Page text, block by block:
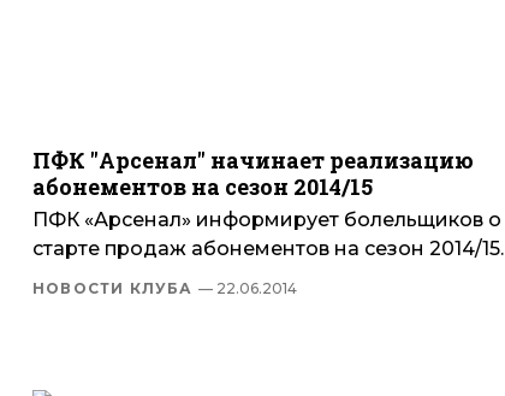
ПФК "Арсенал" начинает реализацию
абонементов на сезон 2014/15
ПФК «Арсенал» информирует болельщиков о
старте продаж абонементов на сезон 2014/15.
НОВОСТИ КЛУБА — 22.06.2014